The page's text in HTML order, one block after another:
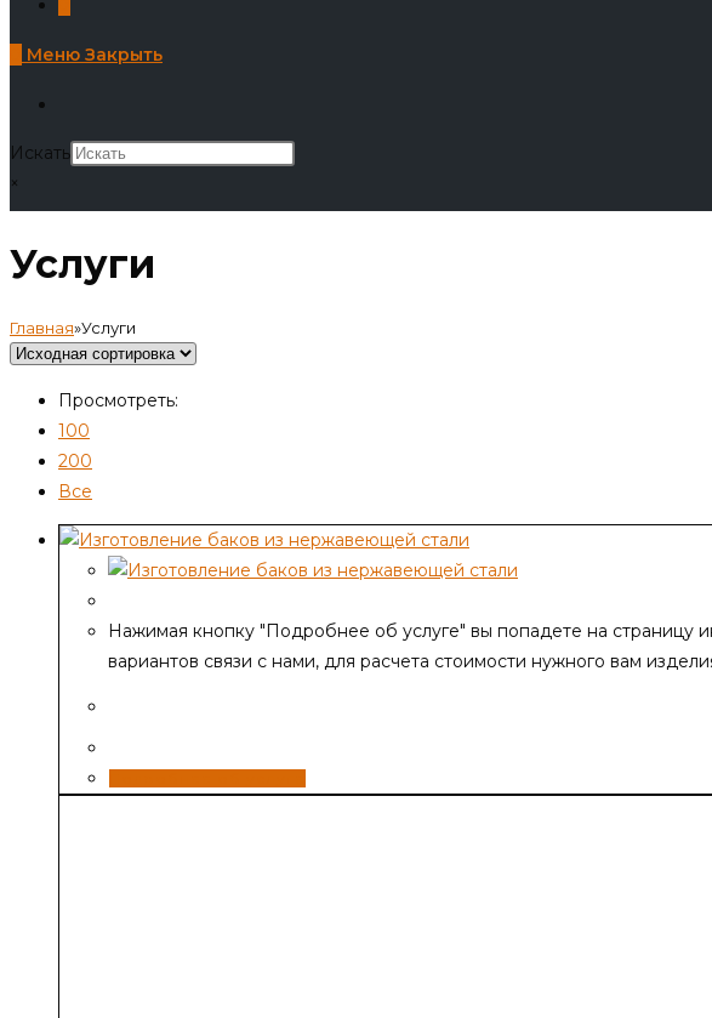
Меню Закрыть
Искать
×
Услуги
Главная»Услуги
Просмотреть:
100
200
Все
Нажимая кнопку "Подробнее об услуге" вы попадете на страницу
вариантов связи с нами, для расчета стоимости нужного вам